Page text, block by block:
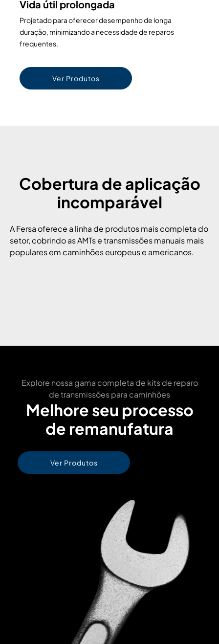
Vida útil prolongada
Projetado para oferecer desempenho de longa
duração, minimizando a necessidade de reparos
frequentes.
Ver Produtos
Cobertura de aplicação
incomparável
A Fersa oferece a linha de produtos mais completa do
setor, cobrindo as AMTs e transmissões manuais mais
populares em caminhões europeus e americanos.
Explore nossa gama completa de kits de reparo
de transmissões para caminhões
Melhore seu processo
de remanufatura
Ver Produtos